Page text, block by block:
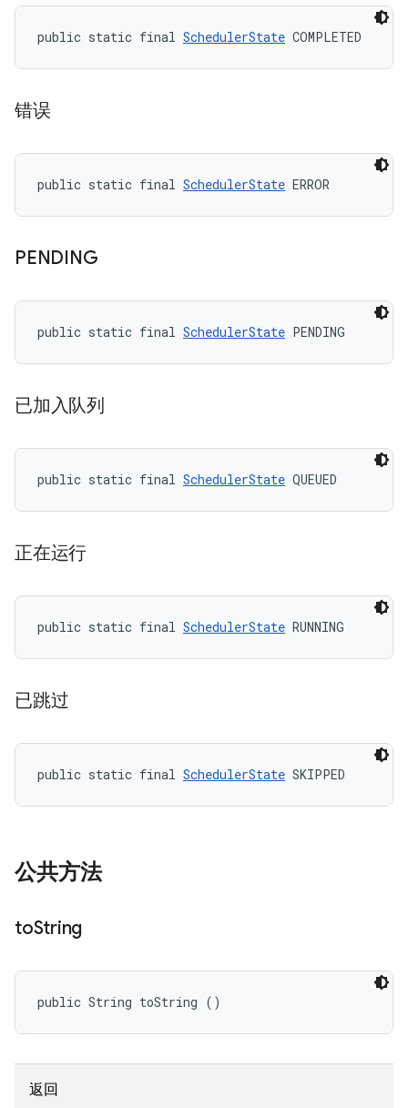
public static final SchedulerState COMPLETED
错误
public static final SchedulerState ERROR
PENDING
public static final SchedulerState PENDING
已加入队列
public static final SchedulerState QUEUED
正在运行
public static final SchedulerState RUNNING
已跳过
public static final SchedulerState SKIPPED
公共方法
toString
public String toString ()
返回